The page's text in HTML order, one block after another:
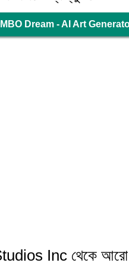
Dream - AI Art
Inc থেকে আরো